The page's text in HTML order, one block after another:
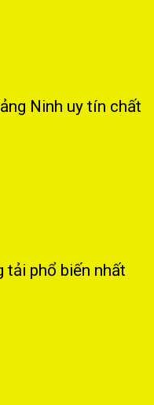
Ninh uy tín chất
tải phổ biến nhất